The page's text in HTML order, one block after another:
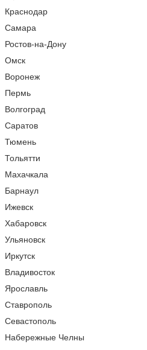
Краснодар
Самара
Ростов-на-Дону
Омск
Воронеж
Пермь
Волгоград
Саратов
Тюмень
Тольятти
Махачкала
Барнаул
Ижевск
Хабаровск
Ульяновск
Иркутск
Владивосток
Ярославль
Ставрополь
Севастополь
Набережные Челны